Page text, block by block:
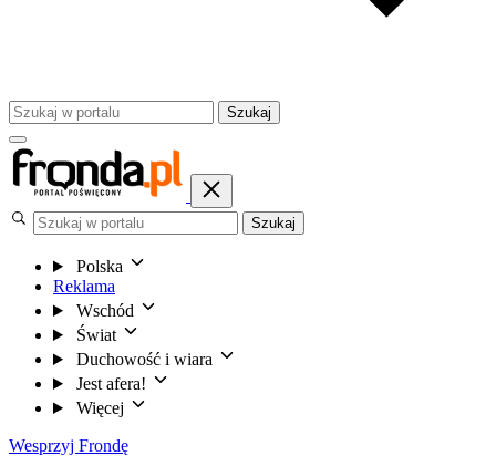
Szukaj
Szukaj
Polska
Reklama
Wschód
Świat
Duchowość i wiara
Jest afera!
Więcej
Wesprzyj Frondę